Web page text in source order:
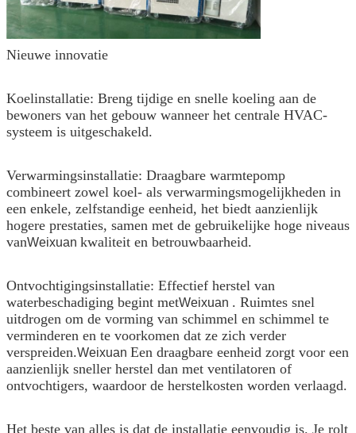
Nieuwe innovatie
Koelinstallatie: Breng tijdige en snelle koeling aan de
bewoners van het gebouw wanneer het centrale HVAC-
systeem is uitgeschakeld.
Verwarmingsinstallatie: Draagbare warmtepomp
combineert zowel koel- als verwarmingsmogelijkheden in
een enkele, zelfstandige eenheid, het biedt aanzienlijk
hogere prestaties, samen met de gebruikelijke hoge niveaus
vanWeixuan kwaliteit en betrouwbaarheid.
Ontvochtigingsinstallatie: Effectief herstel van
waterbeschadiging begint metWeixuan . Ruimtes snel
uitdrogen om de vorming van schimmel en schimmel te
verminderen en te voorkomen dat ze zich verder
verspreiden.Weixuan Een draagbare eenheid zorgt voor een
aanzienlijk sneller herstel dan met ventilatoren of
ontvochtigers, waardoor de herstelkosten worden verlaagd.
Het beste van alles is dat de installatie eenvoudig is. Je rolt